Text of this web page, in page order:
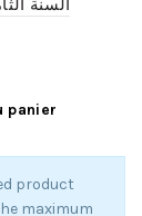
panier
product
maximum